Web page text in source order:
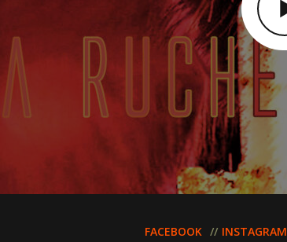
FACEBOOK INSTAGRAM